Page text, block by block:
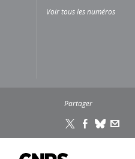
Voir tous les numéros
Partager